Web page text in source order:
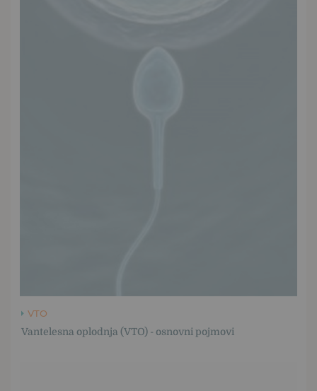
VTO
Vantelesna oplodnja (VTO) - osnovni pojmovi